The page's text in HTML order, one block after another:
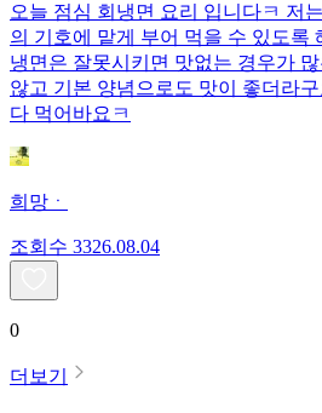
오늘 점심 회냉면 요리 입니다ㅋ 저
의 기호에 맡게 부어 먹을 수 있도록
냉면은 잘못시키면 맛없는 경우가
않고 기본 양념으로도 맛이 좋더라
다 먹어바요ㅋ
희망ㆍ
조회수 3326.08.04
0
더보기